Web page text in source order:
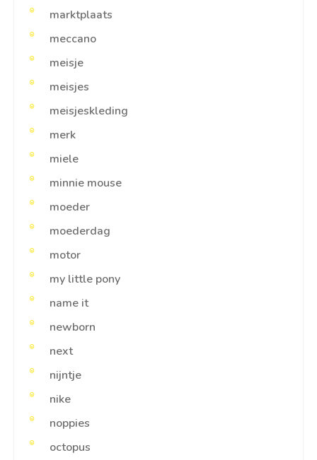
marktplaats
meccano
meisje
meisjes
meisjeskleding
merk
miele
minnie mouse
moeder
moederdag
motor
my little pony
name it
newborn
next
nijntje
nike
noppies
octopus